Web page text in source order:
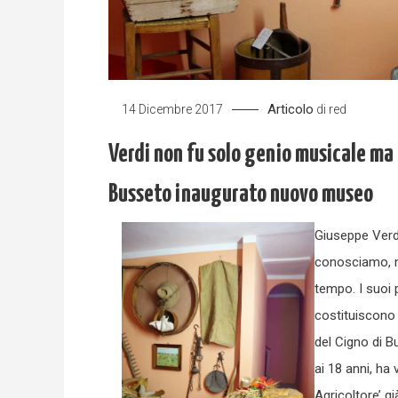
14 Dicembre 2017 Articolo di red
Verdi non fu solo genio musicale
Busseto inaugurato nuovo museo
Giuseppe
conosciamo,
tempo. I suoi
costituiscono
del Cigno di
ai 18 anni, ha